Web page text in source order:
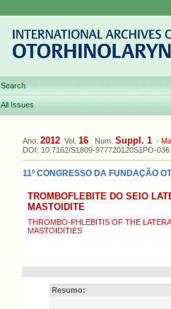
Search
All Issues
Ano: 2012Vol. 16Num. Suppl. 1-
DOI: 10.7162/S1809-977720120S1PO-036
11º CONGRESSO DA FUNDAÇÃO
TROMBOFLEBITE DO SEIO
MASTOIDITE
THROMBO-PHLEBITIS OF THE
MASTOIDITIES
Resumo: